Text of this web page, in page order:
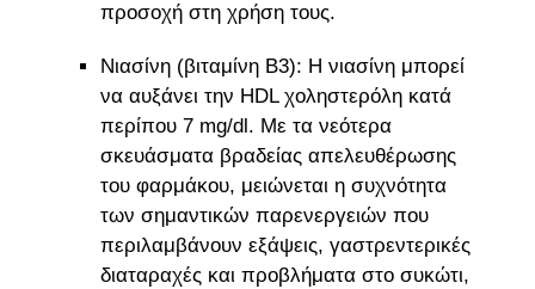
προσοχή στη χρήση τους.
Νιασίνη (βιταμίνη Β3): Η νιασίνη μπορεί
να αυξάνει την HDL χοληστερόλη κατά
περίπου 7 mg/dl. Με τα νεότερα
σκευάσματα βραδείας απελευθέρωσης
του φαρμάκου, μειώνεται η συχνότητα
των σημαντικών παρενεργειών που
περιλαμβάνουν εξάψεις, γαστρεντερικές
διαταραχές και προβλήματα στο συκώτι,